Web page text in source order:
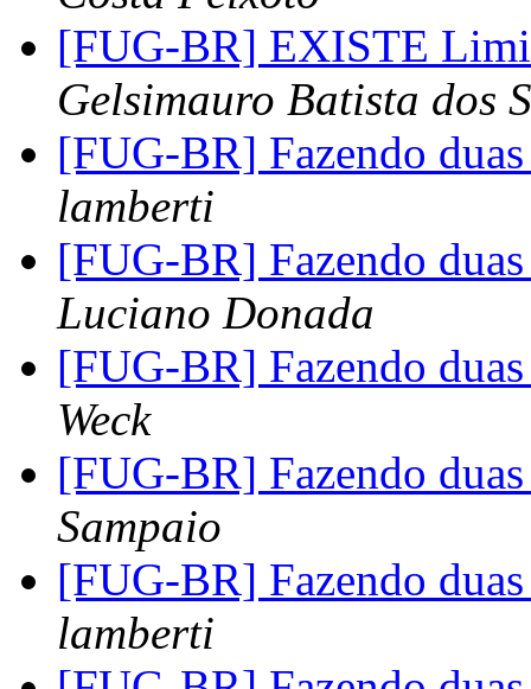
[FUG-BR] EXISTE
Gelsimauro Batista dos
[FUG-BR] Fazendo
lamberti
[FUG-BR] Fazendo
Luciano Donada
[FUG-BR] Fazendo
Weck
[FUG-BR] Fazendo
Sampaio
[FUG-BR] Fazendo
lamberti